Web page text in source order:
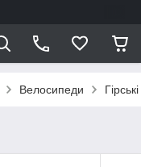
Велосипеди